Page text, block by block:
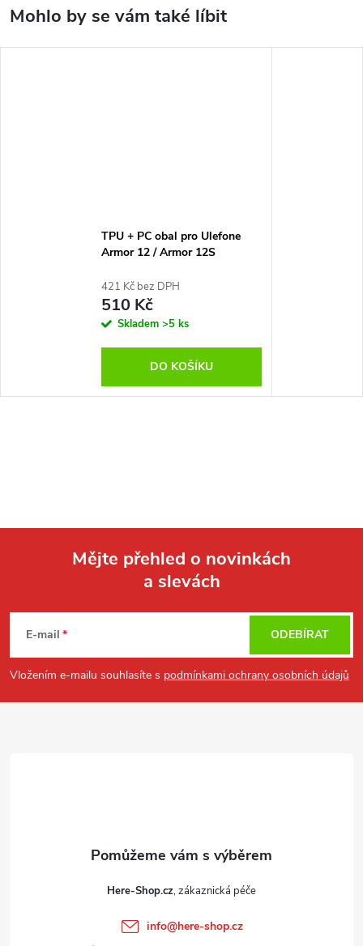
TPU + PC obal pro Ulefone
Armor 12 / Armor 12S
421 Kč bez DPH
510 Kč
Skladem >5 ks
DO KOŠÍKU
p
a
Mějte přehled o novinkách
a slevách
E-mail
Vložením e-mailu souhlasíte s podmínkami ochrany osobních údajů
ODEBÍRAT
Here-Shop.cz
info@here-shop.cz